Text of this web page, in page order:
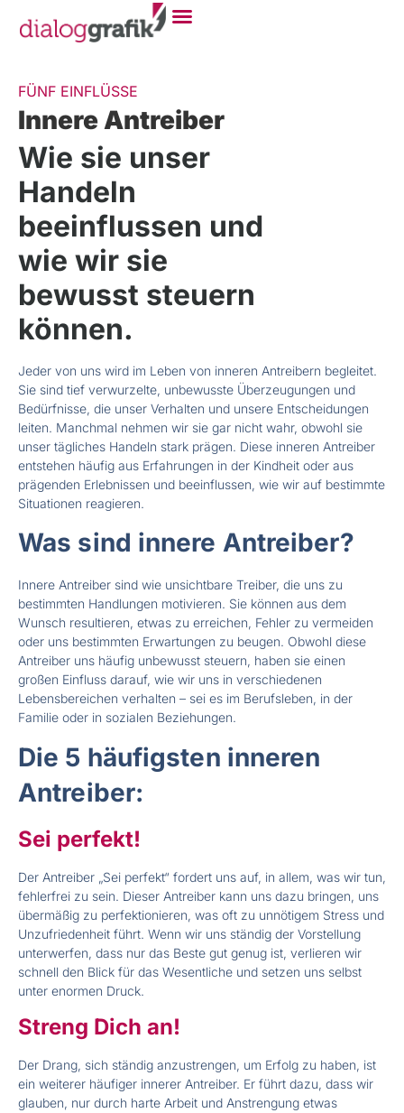
FÜNF EINFLÜSSE
Innere Antreiber
Wie sie unser
Handeln
beeinflussen und
wie wir sie
bewusst steuern
können.
Jeder von uns wird im Leben von inneren Antreibern begleitet.
Sie sind tief verwurzelte, unbewusste Überzeugungen und
Bedürfnisse, die unser Verhalten und unsere Entscheidungen
leiten. Manchmal nehmen wir sie gar nicht wahr, obwohl sie
unser tägliches Handeln stark prägen. Diese inneren Antreiber
entstehen häufig aus Erfahrungen in der Kindheit oder aus
prägenden Erlebnissen und beeinflussen, wie wir auf bestimmte
Situationen reagieren.
Was sind innere Antreiber?
Innere Antreiber sind wie unsichtbare Treiber, die uns zu
bestimmten Handlungen motivieren. Sie können aus dem
Wunsch resultieren, etwas zu erreichen, Fehler zu vermeiden
oder uns bestimmten Erwartungen zu beugen. Obwohl diese
Antreiber uns häufig unbewusst steuern, haben sie einen
großen Einfluss darauf, wie wir uns in verschiedenen
Lebensbereichen verhalten – sei es im Berufsleben, in der
Familie oder in sozialen Beziehungen.
Die 5 häufigsten inneren
Antreiber:
Sei perfekt!
Der Antreiber „Sei perfekt“ fordert uns auf, in allem, was wir tun,
fehlerfrei zu sein. Dieser Antreiber kann uns dazu bringen, uns
übermäßig zu perfektionieren, was oft zu unnötigem Stress und
Unzufriedenheit führt. Wenn wir uns ständig der Vorstellung
unterwerfen, dass nur das Beste gut genug ist, verlieren wir
schnell den Blick für das Wesentliche und setzen uns selbst
unter enormen Druck.
Streng Dich an!
Der Drang, sich ständig anzustrengen, um Erfolg zu haben, ist
ein weiterer häufiger innerer Antreiber. Er führt dazu, dass wir
glauben, nur durch harte Arbeit und Anstrengung etwas